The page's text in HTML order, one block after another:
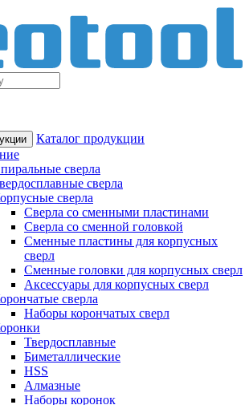
Каталог продукции
сверла
сверла
сверла
Сверла со сменными пластинами
Сверла со сменной головкой
Сменные пластины для корпусных
сверл
Сменные головки для корпусных сверл
Аксессуары для корпусных сверл
сверла
Наборы корончатых сверл
Твердосплавные
Биметаллические
HSS
Алмазные
Наборы коронок